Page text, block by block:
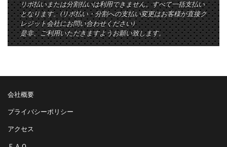
リボ払いまたは分割払いは利用できません。すべて一括支払い
となります。(リボ払い・分割への支払い変更はお客様が直接ク
レジット会社にお問い合わせください)
是非、ご利用いただきますようお願い致します。
会社概要
プライバシーポリシー
アクセス